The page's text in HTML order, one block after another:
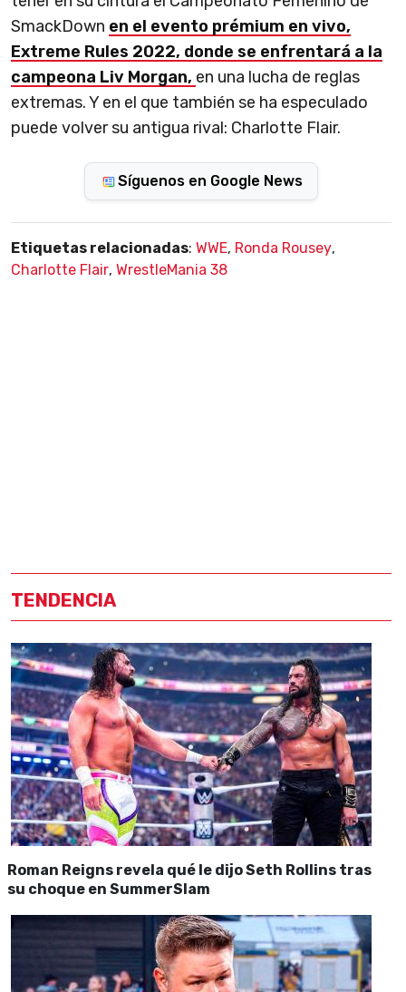
SmackDown en el evento prémium en vivo,
Extreme Rules 2022, donde se enfrentará a la
campeona Liv Morgan, en una lucha de reglas
extremas. Y en el que también se ha especulado
puede volver su antigua rival: Charlotte Flair.
Síguenos en Google News
Etiquetas relacionadas: WWE, Ronda Rousey,
Charlotte Flair, WrestleMania 38
TENDENCIA
Roman Reigns revela qué le dijo Seth Rollins tras
su choque en SummerSlam